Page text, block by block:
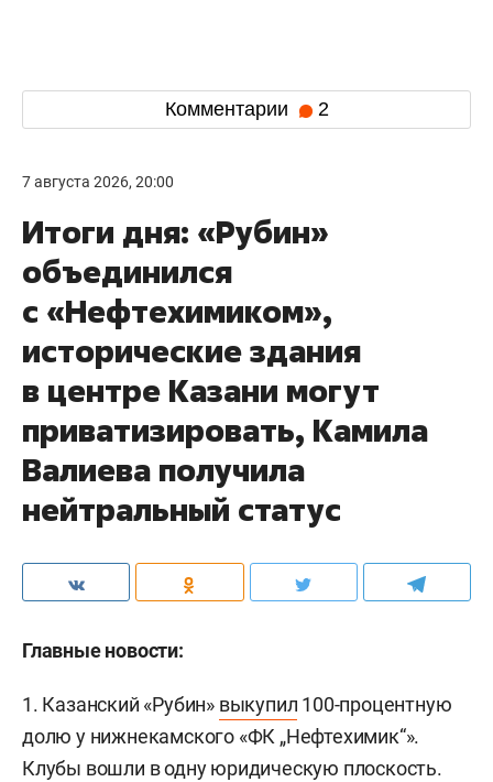
Комментарии 2
7 августа 2026, 20:00
Итоги дня: «Рубин»
объединился
с «Нефтехимиком»,
исторические здания
в центре Казани могут
приватизировать, Камила
Валиева получила
нейтральный статус
Главные новости:
1. Казанский «Рубин» выкупил 100-процентную
долю у нижнекамского «ФК „Нефтехимик“».
Клубы вошли в одну юридическую плоскость.